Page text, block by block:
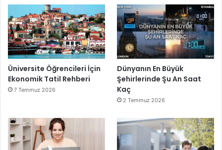
Üniversite Öğrencileri İçin
Ekonomik Tatil Rehberi
7 Temmuz 2026
Dünyanın En Büyük
Şehirlerinde Şu An Saat
Kaç
2 Temmuz 2026